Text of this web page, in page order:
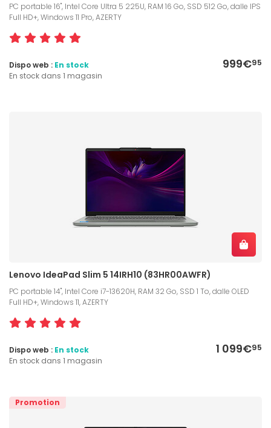
PC portable 16", Intel Core Ultra 5 225U, RAM 16 Go, SSD 512 Go, dalle IPS
Full HD+, Windows 11 Pro, AZERTY
999€95
Dispo web : En stock
En stock dans 1 magasin
Lenovo IdeaPad Slim 5 14IRH10 (83HR00AWFR)
PC portable 14", Intel Core i7-13620H, RAM 32 Go, SSD 1 To, dalle OLED
Full HD+, Windows 11, AZERTY
1 099€95
Dispo web : En stock
En stock dans 1 magasin
Promotion